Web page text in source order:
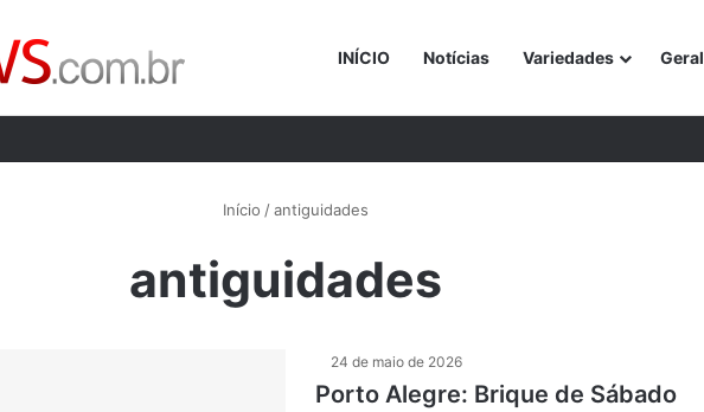
INÍCIO Notícias Variedades Geral
Início /antiguidades
antiguidades
24 de maio de 2026
Porto Alegre: Brique de Sábado